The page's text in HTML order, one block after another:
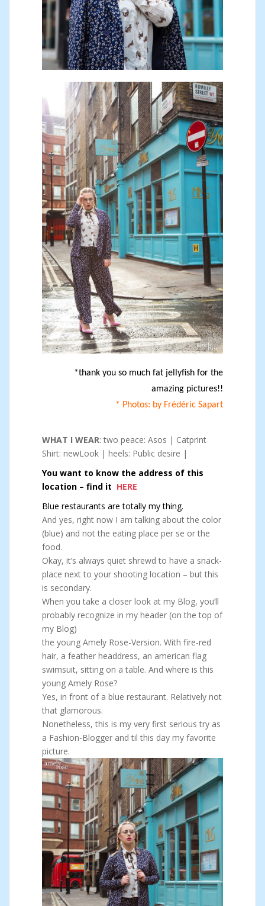
*thank you so much fat jellyfish for the
amazing pictures!!
* Photos: by Frédéric Sapart
WHAT I WEAR: two peace: Asos | Catprint
Shirt: newLook | heels: Public desire |
You want to know the address of this
location – find it HERE
Blue restaurants are totally my thing.
And yes, right now I am talking about the color
(blue) and not the eating place per se or the
food.
Okay, it’s always quiet shrewd to have a snack-
place next to your shooting location – but this
is secondary.
When you take a closer look at my Blog, you’ll
probably recognize in my header (on the top of
my Blog)
the young Amely Rose-Version. With fire-red
hair, a feather headdress, an american flag
swimsuit, sitting on a table. And where is this
young Amely Rose?
Yes, in front of a blue restaurant. Relatively not
that glamorous.
Nonetheless, this is my very first serious try as
a Fashion-Blogger and til this day my favorite
picture.